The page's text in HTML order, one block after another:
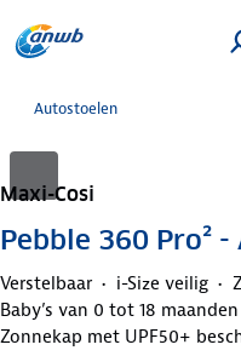
Autostoelen
Maxi-Cosi
Pebble 360 Pro²
Verstelbaar i-Size veilig
Baby’s van 0 tot 18 maanden
Zonnekap met UPF50+